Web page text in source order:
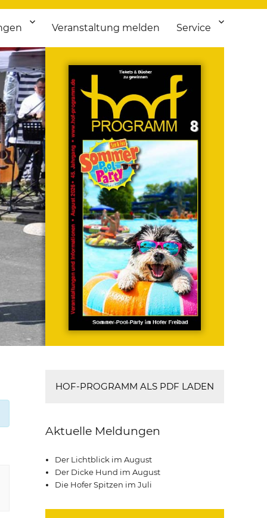
Veranstaltung melden Service
HOF-PROGRAMM ALS PDF LADEN
Aktuelle Meldungen
Der Lichtblick im August
Der Dicke Hund im August
Die Hofer Spitzen im Juli